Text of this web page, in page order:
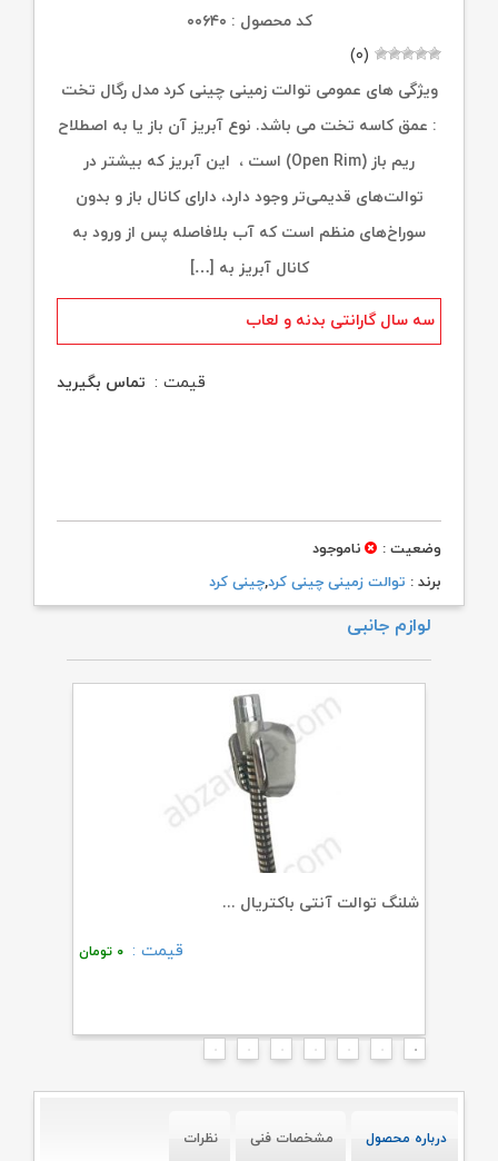
کد محصول : ۰۰۶۴۰
(۰)
ویژگی های عمومی توالت زمینی چینی کرد مدل رگال تخت
: عمق کاسه تخت می باشد. نوع آبریز آن باز یا به اصطلاح
ریم باز (Open Rim) است ، این آبریز که بیشتر در
توالت‌های قدیمی‌تر وجود دارد، دارای کانال باز و بدون
سوراخ‌های منظم است که آب بلافاصله پس از ورود به
کانال آبریز به […]
سه سال گارانتی بدنه و لعاب
قیمت : تماس بگیرید
وضعیت :
ناموجود
برند : توالت زمینی چینی کرد,چینی کرد
لوازم جانبی
شلنگ توالت آنتی باکتریال ...
قیمت : ۰ تومان
درباره محصول مشخصات فنی نظرات